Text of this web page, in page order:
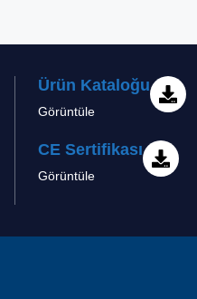
Ürün Kataloğu
Görüntüle
CE Sertifikası
Görüntüle